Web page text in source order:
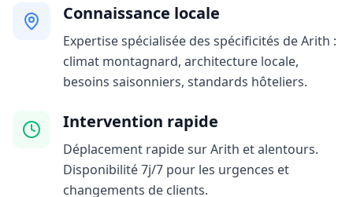
Connaissance locale
Expertise spécialisée des spécificités de Arith :
climat montagnard, architecture locale,
besoins saisonniers, standards hôteliers.
Intervention rapide
Déplacement rapide sur Arith et alentours.
Disponibilité 7j/7 pour les urgences et
changements de clients.